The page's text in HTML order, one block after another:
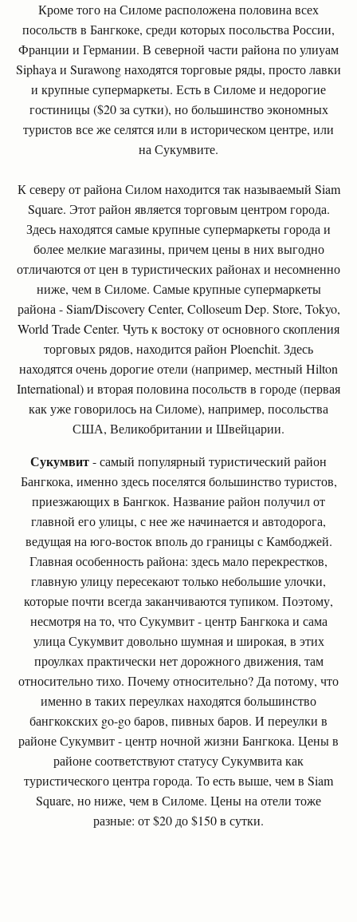
Кроме того на Силоме расположена половина всех
посольств в Бангкоке, среди которых посольства России,
Франции и Германии. В северной части района по улиуам
Siphaya и Surawong находятся торговые ряды, просто лавки
и крупные супермаркеты. Есть в Силоме и недорогие
гостиницы ($20 за сутки), но большинство экономных
туристов все же селятся или в историческом центре, или
на Сукумвите.
К северу от района Силом находится так называемый Siam
Square. Этот район является торговым центром города.
Здесь находятся самые крупные супермаркеты города и
более мелкие магазины, причем цены в них выгодно
отличаются от цен в туристических районах и несомненно
ниже, чем в Силоме. Самые крупные супермаркеты
района - Siam/Discovery Center, Colloseum Dep. Store, Tokyo,
World Trade Center. Чуть к востоку от основного скопления
торговых рядов, находится район Ploenchit. Здесь
находятся очень дорогие отели (например, местный Hilton
International) и вторая половина посольств в городе (первая
как уже говорилось на Силоме), например, посольства
США, Великобритании и Швейцарии.
Сукумвит- самый популярный туристический район
Бангкока, именно здесь поселятся большинство туристов,
приезжающих в Бангкок. Название район получил от
главной его улицы, с нее же начинается и автодорога,
ведущая на юго-восток вполь до границы с Камбоджей.
Главная особенность района: здесь мало перекрестков,
главную улицу пересекают только небольшие улочки,
которые почти всегда заканчиваются тупиком. Поэтому,
несмотря на то, что Сукумвит - центр Бангкока и сама
улица Сукумвит довольно шумная и широкая, в этих
проулках практически нет дорожного движения, там
относительно тихо. Почему относительно? Да потому, что
именно в таких переулках находятся большинство
бангкокских go-go баров, пивных баров. И переулки в
районе Сукумвит - центр ночной жизни Бангкока. Цены в
районе соответствуют статусу Сукумвита как
туристического центра города. То есть выше, чем в Siam
Square, но ниже, чем в Силоме. Цены на отели тоже
разные: от $20 до $150 в сутки.